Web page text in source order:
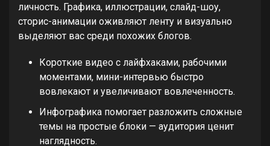
личность. Графика, иллюстрации, слайд-шоу,
сторис-анимации оживляют ленту и визуально
выделяют вас среди похожих блогов.
Короткие видео с лайфхаками, рабочими
моментами, мини-интервью быстро
вовлекают и увеличивают вовлеченность.
Инфографика помогает разложить сложные
темы на простые блоки — аудитория ценит
наглядность.